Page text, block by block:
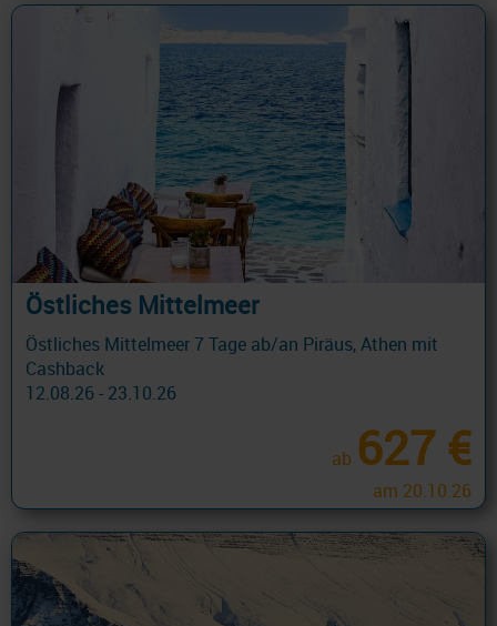
Östliches Mittelmeer
Östliches Mittelmeer 7 Tage ab/an Piräus, Athen mit
Cashback
12.08.26 - 23.10.26
ab 627 €
am 20.10.26